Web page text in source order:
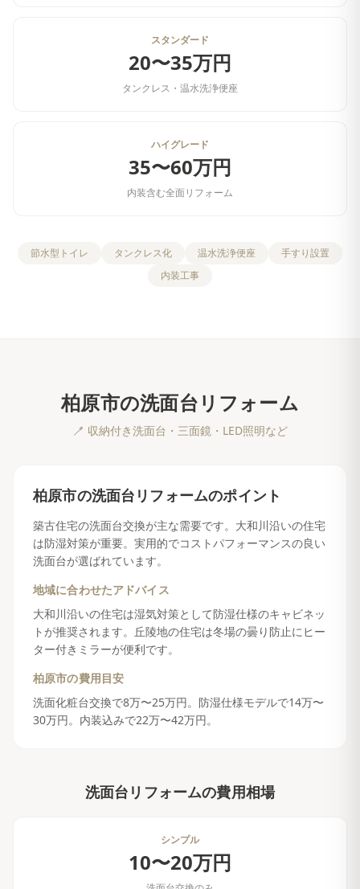
スタンダード
20〜35万円
タンクレス・温水洗浄便座
ハイグレード
35〜60万円
内装含む全面リフォーム
節水型トイレ タンクレス化 温水洗浄便座
手すり設置
内装工事
柏原市の洗面台リフォーム
🪥 収納付き洗面台・三面鏡・LED照明など
柏原市の洗面台リフォームのポイント
築古住宅の洗面台交換が主な需要です。大和川沿いの住宅
は防湿対策が重要。実用的でコストパフォーマンスの良い
洗面台が選ばれています。
地域に合わせたアドバイス
大和川沿いの住宅は湿気対策として防湿仕様のキャビネッ
トが推奨されます。丘陵地の住宅は冬場の曇り防止にヒー
ター付きミラーが便利です。
柏原市の費用目安
洗面化粧台交換で8万〜25万円。防湿仕様モデルで14万〜
30万円。内装込みで22万〜42万円。
洗面台リフォームの費用相場
シンプル
10〜20万円